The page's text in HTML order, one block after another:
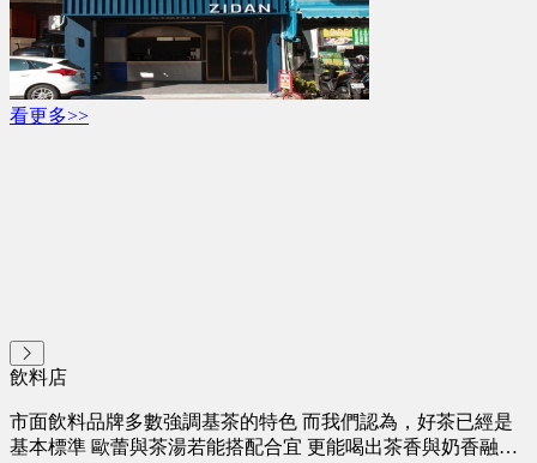
看更多>>
飲料店
市面飲料品牌多數強調基茶的特色 而我們認為，好茶已經是
基本標準 歐蕾與茶湯若能搭配合宜 更能喝出茶香與奶香融合